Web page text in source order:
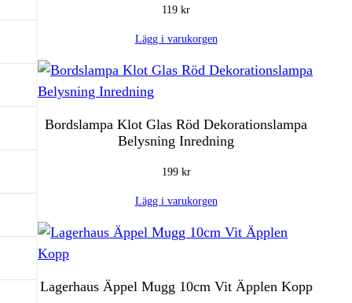
119 kr
Lägg i varukorgen
Bordslampa Klot Glas Röd Dekorationslampa
Belysning Inredning
199 kr
Lägg i varukorgen
Lagerhaus Äppel Mugg 10cm Vit Äpplen Kopp